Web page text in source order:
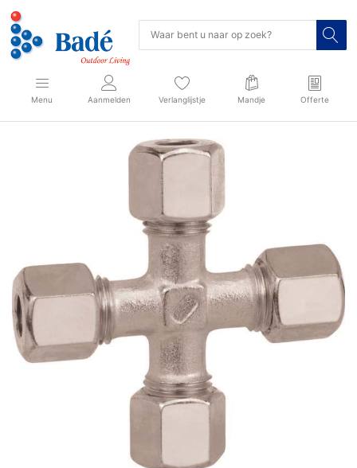
Menu Aanmelden Verlanglijstje Mandje Offerte